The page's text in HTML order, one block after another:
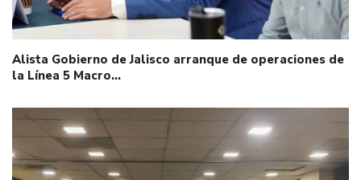
Alista Gobierno de Jalisco arranque de operaciones de
la Línea 5 Macro…